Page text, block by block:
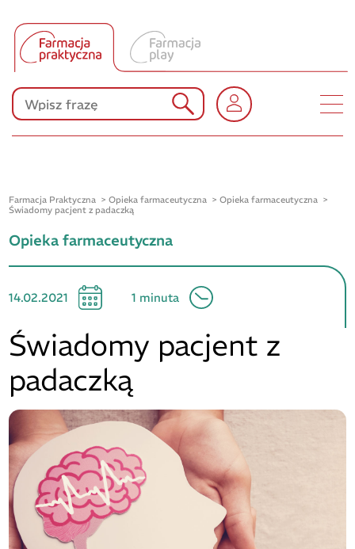
Produkty Polpharmy
KONKURSY
Farmacja Praktyczna Opieka farmaceutyczna
Opieka farmaceutyczna
Świadomy pacjent z padaczką
Opieka farmaceutyczna
14.02.2021 1 minuta
Świadomy pacjent z
padaczką